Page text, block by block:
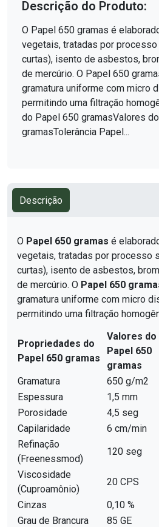
Descrição do Produto:
O Papel 650 gramas é
vegetais, tratadas por
curtas), isento de asbestos,
de mercúrio. O Papel 650
gramatura uniforme com micro
permitindo uma filtração
do Papel 650 gramasValores
gramasTolerância Papel...
Descrição
O Papel 650 gramas é
vegetais, tratadas por processo
curtas), isento de asbestos,
de mercúrio. O Papel 650
gramatura uniforme com micro
permitindo uma filtração
Propriedades do
Papel 650 gramas
Valores do
Papel 650
gramas
Gramatura
650 g/m2
Espessura
1,5 mm
Porosidade
4,5 seg
Capilaridade
6 cm/min
Refinação
(Freenessmod)
120 seg
Viscosidade
(Cuproamônio)
20 CPS
Cinzas
0,10 %
Grau de Brancura
85 GE